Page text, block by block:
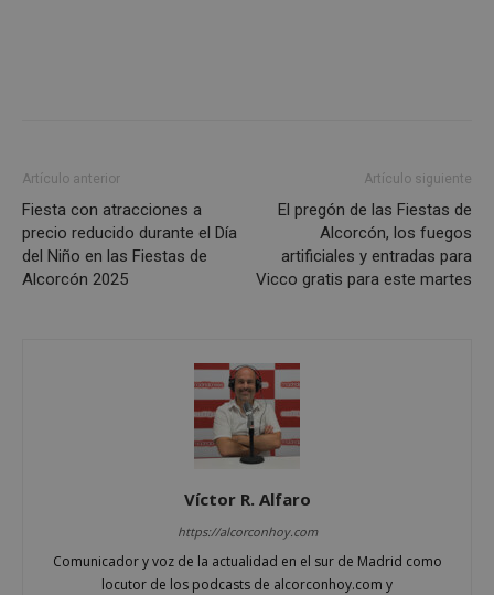
Artículo anterior
Fiesta con atracciones a
precio reducido durante el Día
del Niño en las Fiestas de
Alcorcón 2025
Artículo siguiente
El pregón de las Fiestas de
Alcorcón, los fuegos
artificiales y entradas para
Vicco gratis para este martes
Víctor R. Alfaro
https://alcorconhoy.com
Comunicador y voz de la actualidad en el sur de Madrid como
locutor de los podcasts de alcorconhoy.com y
Cookies no clasificadas
Las cookies estrictamente necesarias permiten la
funcionalidad principal del sitio web, como el
Proveedor
Dominio
PHP.net
alcorconhoy.com